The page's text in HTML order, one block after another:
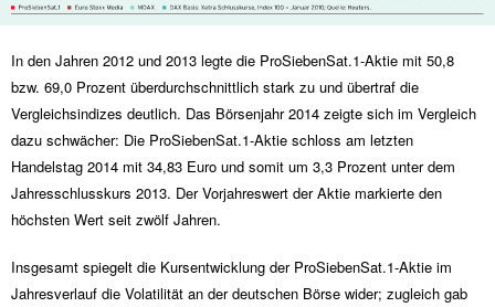
In den Jahren 2012 und 2013 legte die ProSiebenSat.1-Aktie mit 50,8
bzw. 69,0 Prozent überdurchschnittlich stark zu und übertraf die
Vergleichsindizes deutlich. Das Börsenjahr 2014 zeigte sich im Vergleich
dazu schwächer: Die ProSiebenSat.1-Aktie schloss am letzten
Handelstag 2014 mit 34,83 Euro und somit um 3,3 Prozent unter dem
Jahresschlusskurs 2013. Der Vorjahreswert der Aktie markierte den
höchsten Wert seit zwölf Jahren.
Insgesamt spiegelt die Kursentwicklung der ProSiebenSat.1-Aktie im
Jahresverlauf die Volatilität an der deutschen Börse wider; zugleich gab